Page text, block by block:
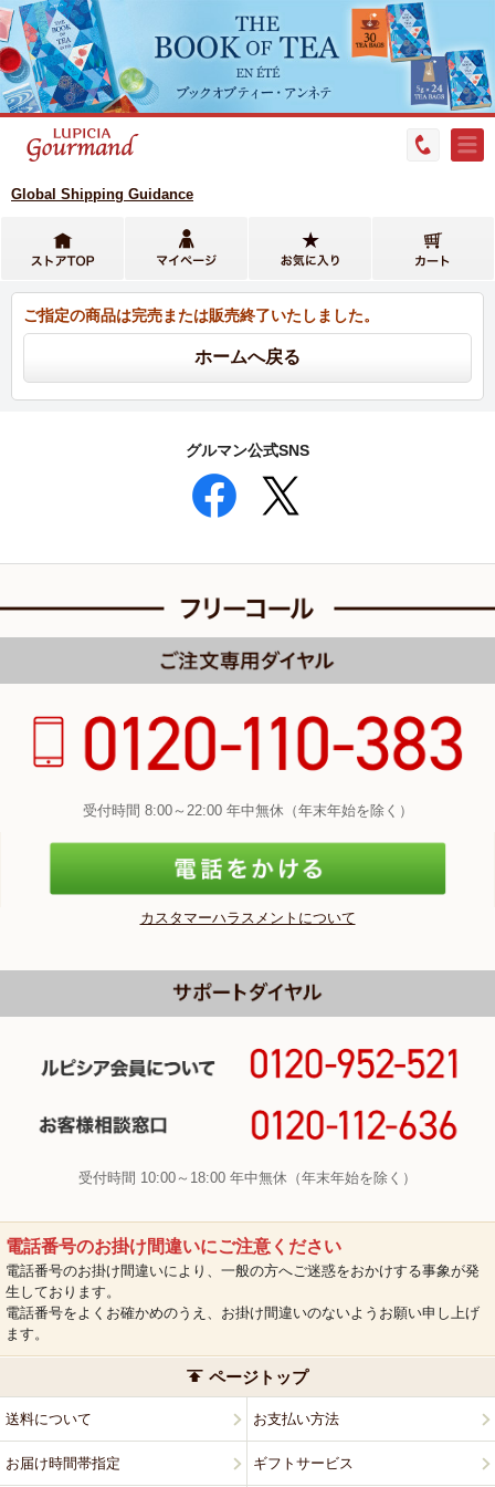
Global Shipping Guidance
ご指定の商品は完売または販売終了いたしました。
グルマン公式SNS
受付時間 8:00～22:00 年中無休（年末年始を除く）
カスタマーハラスメントについて
受付時間 10:00～18:00 年中無休（年末年始を除く）
電話番号のお掛け間違いにご注意ください
電話番号のお掛け間違いにより、一般の方へご迷惑をおかけする事象が発
生しております。
電話番号をよくお確かめのうえ、お掛け間違いのないようお願い申し上げ
ます。
ページトップ
送料について お支払い方法
お届け時間帯指定 ギフトサービス